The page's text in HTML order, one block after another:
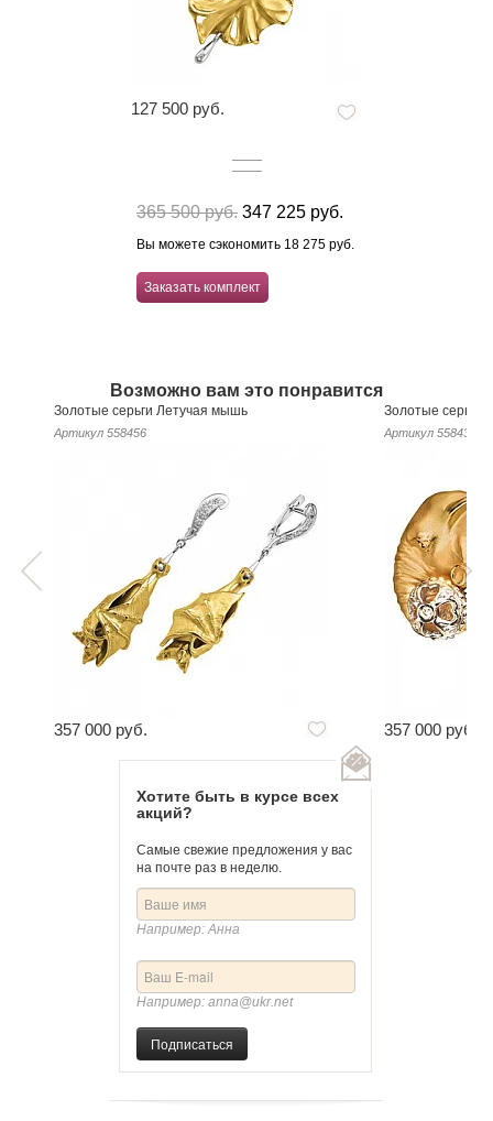
127 500 руб.
365 500 руб. 347 225 руб.
Вы можете сэкономить 18 275 руб.
Заказать комплект
Возможно вам это понравится
Золотые серьги Летучая мышь
Артикул 558456
357 000 руб.
Золотые серьги
Артикул 558434
357 000 руб.
Хотите быть в курсе всех
акций?
Самые свежие предложения у вас
на почте раз в неделю.
Например: Анна
Например: anna@ukr.net
Подписаться